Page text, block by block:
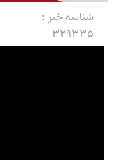
شناسه خبر :
329335